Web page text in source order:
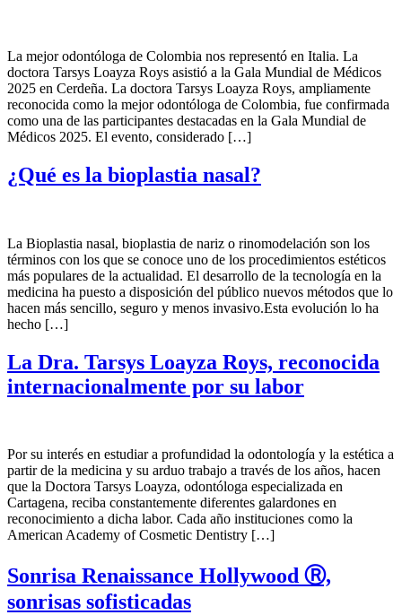
La mejor odontóloga de Colombia nos representó en Italia. La
doctora Tarsys Loayza Roys asistió a la Gala Mundial de Médicos
2025 en Cerdeña. La doctora Tarsys Loayza Roys, ampliamente
reconocida como la mejor odontóloga de Colombia, fue confirmada
como una de las participantes destacadas en la Gala Mundial de
Médicos 2025. El evento, considerado […]
¿Qué es la bioplastia nasal?
La Bioplastia nasal, bioplastia de nariz o rinomodelación son los
términos con los que se conoce uno de los procedimientos estéticos
más populares de la actualidad. El desarrollo de la tecnología en la
medicina ha puesto a disposición del público nuevos métodos que lo
hacen más sencillo, seguro y menos invasivo.Esta evolución lo ha
hecho […]
La Dra. Tarsys Loayza Roys, reconocida
internacionalmente por su labor
Por su interés en estudiar a profundidad la odontología y la estética a
partir de la medicina y su arduo trabajo a través de los años, hacen
que la Doctora Tarsys Loayza, odontóloga especializada en
Cartagena, reciba constantemente diferentes galardones en
reconocimiento a dicha labor. Cada año instituciones como la
American Academy of Cosmetic Dentistry […]
Sonrisa Renaissance Hollywood Ⓡ,
sonrisas sofisticadas